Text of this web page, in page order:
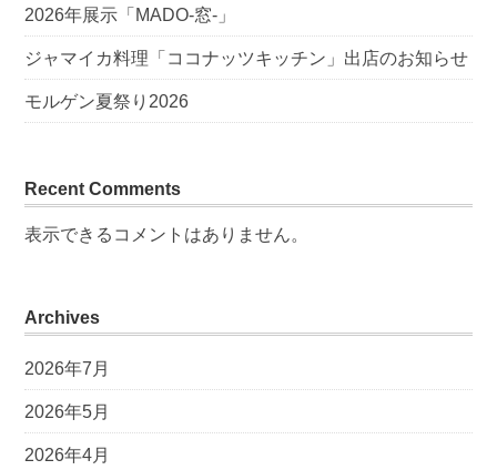
2026年展示「MADO-窓-」
ジャマイカ料理「ココナッツキッチン」出店のお知らせ
モルゲン夏祭り2026
Recent Comments
表示できるコメントはありません。
Archives
2026年7月
2026年5月
2026年4月